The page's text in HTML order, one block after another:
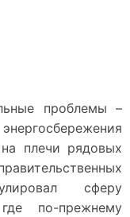
проблемы –
плечи рядовых
сферу
по-прежнему